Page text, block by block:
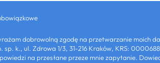
dobrowolną zgodę na przetwarzanie moich
sp. k., ul. Zdrowa 1/3, 31-216 Kraków, KRS:
na przesłane przeze mnie zapytanie.